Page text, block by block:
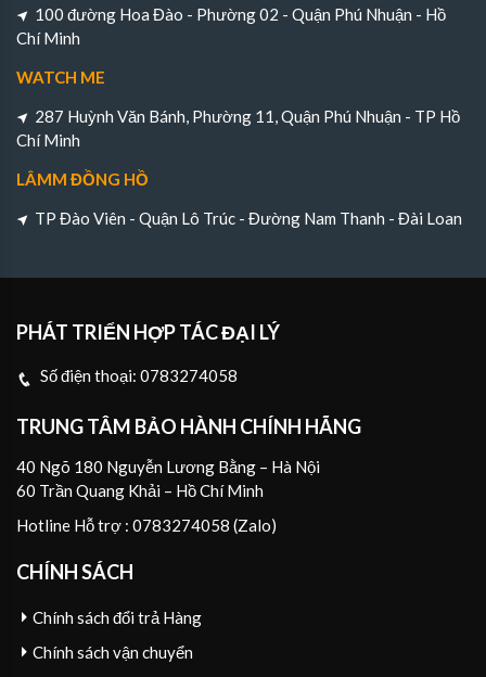
100 đường Hoa Đào - Phường 02 - Quận Phú Nhuận - Hồ
Chí Minh
WATCH ME
287 Huỳnh Văn Bánh, Phường 11, Quận Phú Nhuận - TP Hồ
Chí Minh
LÂMM ĐỒNG HỒ
TP Đào Viên - Quận Lô Trúc - Đường Nam Thanh - Đài Loan
PHÁT TRIỂN HỢP TÁC ĐẠI LÝ
Số điện thoại: 0783274058
TRUNG TÂM BẢO HÀNH CHÍNH HÃNG
40 Ngõ 180 Nguyễn Lương Bằng – Hà Nội
60 Trần Quang Khải – Hồ Chí Minh
Hotline Hỗ trợ : 0783274058 (Zalo)
CHÍNH SÁCH
Chính sách đổi trả Hàng
Chính sách vận chuyển